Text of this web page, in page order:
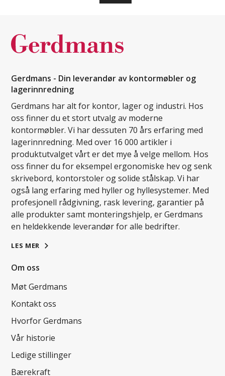
Gerdmans - Din leverandør av kontormøbler og
lagerinnredning
Gerdmans har alt for kontor, lager og industri. Hos
oss finner du et stort utvalg av moderne
kontormøbler. Vi har dessuten 70 års erfaring med
lagerinnredning. Med over 16 000 artikler i
produktutvalget vårt er det mye å velge mellom. Hos
oss finner du for eksempel ergonomiske hev og senk
skrivebord, kontorstoler og solide stålskap. Vi har
også lang erfaring med hyller og hyllesystemer. Med
profesjonell rådgivning, rask levering, garantier på
alle produkter samt monteringshjelp, er Gerdmans
en heldekkende leverandør for alle bedrifter.
LES MER
Om oss
Møt Gerdmans
Kontakt oss
Hvorfor Gerdmans
Vår historie
Ledige stillinger
Bærekraft